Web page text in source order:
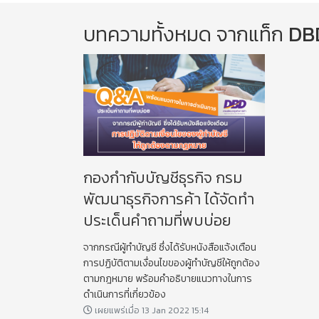
บทความทั้งหมด จากแท็ก
กองกำกับบัญชีธุรกิจ กรม
พัฒนาธุรกิจการค้า ได้จัดทำ
ประเด็นคำถามที่พบบ่อย
จากกรณีผู้ทำบัญชี ซึ่งได้รับหนังสือแจ้งเตือน
การปฏิบัติตามเงื่อนไขของผู้ทำบัญชีให้ถูกต้อง
ตามกฎหมาย พร้อมคำอธิบายแนวทางในการ
ดำเนินการที่เกี่ยวข้อง
เผยแพร่เมื่อ 13 Jan 2022 15:14